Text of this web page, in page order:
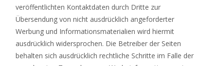
veröffentlichten Kontaktdaten durch Dritte zur
Übersendung von nicht ausdrücklich angeforderter
Werbung und Informationsmaterialien wird hiermit
ausdrücklich widersprochen. Die Betreiber der Seiten
behalten sich ausdrücklich rechtliche Schritte im Falle der